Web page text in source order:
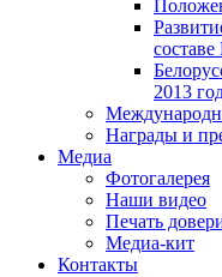
2013
Награды и
Медиа
Фотогалерея
Наши видео
Печать
Медиа-кит
Контакты